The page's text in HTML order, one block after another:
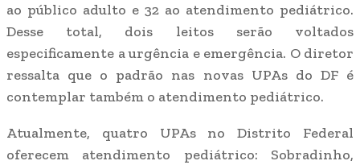
ao público adulto e 32 ao atendimento pediátrico.
Desse total, dois leitos serão voltados
especificamente a urgência e emergência. O diretor
ressalta que o padrão nas novas UPAs do DF é
contemplar também o atendimento pediátrico.
Atualmente, quatro UPAs no Distrito Federal
oferecem atendimento pediátrico: Sobradinho,